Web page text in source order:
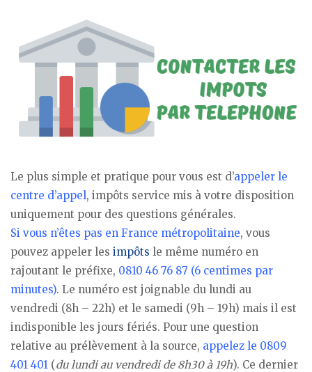
Le plus simple et pratique pour vous est d’appeler le
centre d’appel, impôts service mis à votre disposition
uniquement pour des questions générales.
Si vous n’êtes pas en France métropolitaine, vous
pouvez appeler les impôts le même numéro en
rajoutant le préfixe, 0810 46 76 87 (6 centimes par
minutes). Le numéro est joignable du lundi au
vendredi (8h – 22h) et le samedi (9h – 19h) mais il est
indisponible les jours fériés. Pour une question
relative au prélèvement à la source, appelez le 0809
401 401 (du lundi au vendredi de 8h30 à 19h). Ce dernier